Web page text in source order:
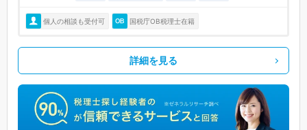
個人の相談も受付可 国税庁OB税理士在籍
詳細を見る